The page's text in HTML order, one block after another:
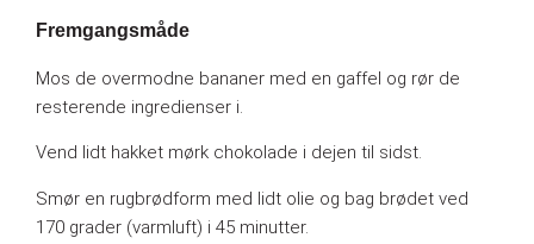
Fremgangsmåde
Mos de overmodne bananer med en gaffel og rør de
resterende ingredienser i.
Vend lidt hakket mørk chokolade i dejen til sidst.
Smør en rugbrødform med lidt olie og bag brødet ved
170 grader (varmluft) i 45 minutter.